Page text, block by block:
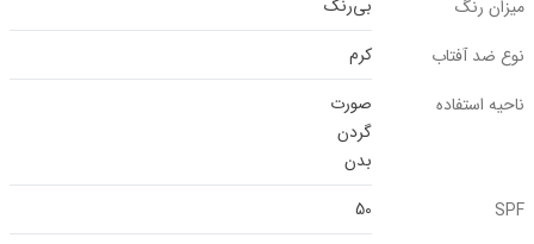
میزان رنگ
بی‌رنگ
نوع ضد آفتاب
کرم
ناحیه استفاده
صورت
گردن
بدن
SPF
50